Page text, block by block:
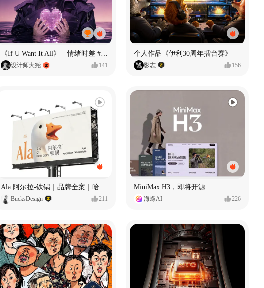
《If U Want It All》—情绪时差 #MVLAND嘻哈狂欢派对
设计师大尧 141
个人作品《伊利30周年擂台赛》
影志 156
BucksDesign 211
MiniMax H3，即将开源
海螺AI 226